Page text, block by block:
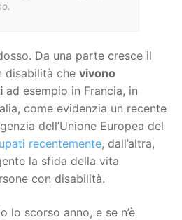
Da una parte cresce il
disabilità che vivono
ad esempio in Francia, in
come evidenzia un recente
dell’Unione Europea del
recentemente, dall’altra,
la sfida della vita
con disabilità.
lo scorso anno, e se n’è